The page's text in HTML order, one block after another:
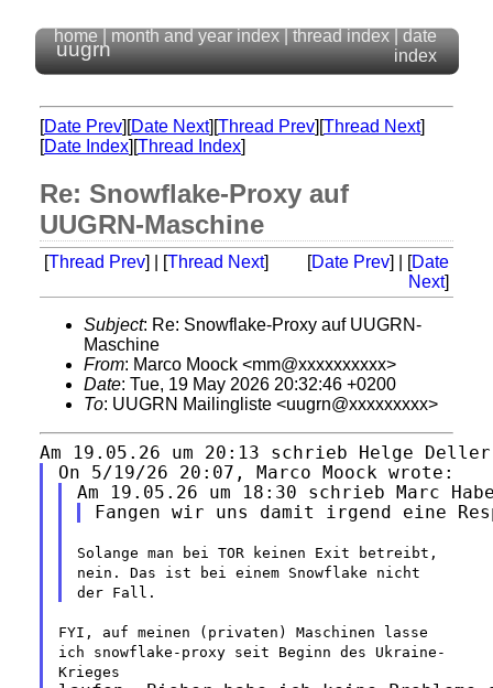
uugrn
home month and year index thread index
date
index
[Date Prev][Date Next][Thread Prev][Thread Next]
[Date Index][Thread Index]
Re: Snowflake-Proxy auf
UUGRN-Maschine
[Thread Prev] | [Thread Next] [Date Prev] | [Date
Next]
Subject: Re: Snowflake-Proxy auf UUGRN-
Maschine
From: Marco Moock <mm@xxxxxxxxxx>
Date: Tue, 19 May 2026 20:32:46 +0200
To: UUGRN Mailingliste <uugrn@xxxxxxxxx>
Solange man bei TOR keinen Exit betreibt,
nein. Das ist bei einem Snowflake nicht
der Fall.
FYI, auf meinen (privaten) Maschinen lasse
ich snowflake-proxy seit Beginn des Ukraine-
Krieges